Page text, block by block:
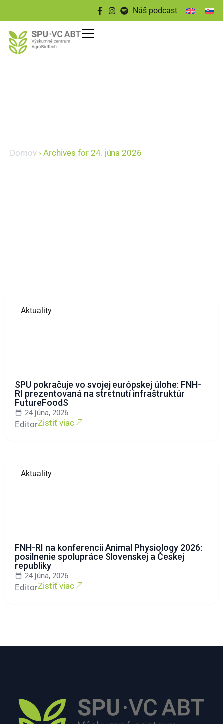
Náš podcast
Domov › Archives for 24. júna 2026
Aktuality
SPU pokračuje vo svojej európskej úlohe: FNH-
RI prezentovaná na stretnutí infraštruktúr
FutureFoodS
24 júna, 2026
EditorZistiť viac
Aktuality
FNH-RI na konferencii Animal Physiology 2026:
posilnenie spolupráce Slovenskej a Českej
republiky
24 júna, 2026
EditorZistiť viac